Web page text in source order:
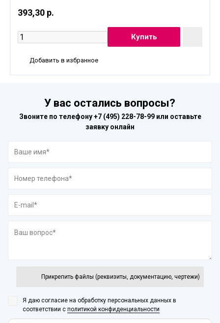
393,30 р.
Добавить в избранное
У вас остались вопросы?
Звоните по телефону+7 (495) 228-78-99или оставьте
заявку онлайн
Прикрепить файлы (реквизиты, документацию, чертежи)
Я даю согласие на обработку персональных данных в
соответствии с политикой конфиденциальности